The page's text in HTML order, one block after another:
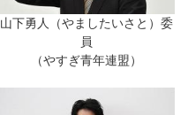
山下勇人（やましたいさと）委
員
（やすぎ青年連盟）